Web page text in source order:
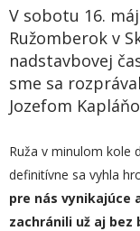
V sobotu 16.
Ružomberok v
nadstavbovej
sme sa
Jozefom
Ruža v minulom kole
definitívne sa vyhla
pre nás vynikajúce
zachránili už aj bez